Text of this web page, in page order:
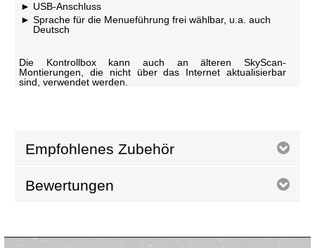
USB-Anschluss
Sprache für die Menueführung frei wählbar, u.a. auch
Deutsch
Die Kontrollbox kann auch an älteren SkyScan-
Montierungen, die nicht über das Internet aktualisierbar
sind, verwendet werden.
Empfohlenes Zubehör
Bewertungen